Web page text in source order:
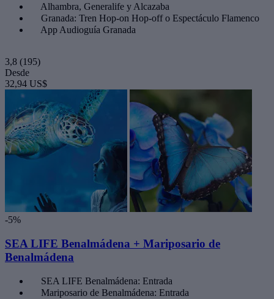
Alhambra, Generalife y Alcazaba
Granada: Tren Hop-on Hop-off o Espectáculo Flamenco
App Audioguía Granada
3,8 (195)
Desde
32,94 US$
-5%
SEA LIFE Benalmádena + Mariposario de
Benalmádena
SEA LIFE Benalmádena: Entrada
Mariposario de Benalmádena: Entrada